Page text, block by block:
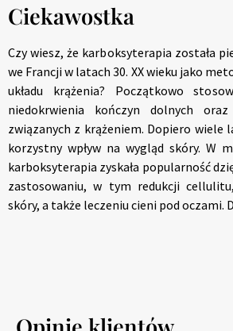
Ciekawostka
Czy wiesz, że karboksyterapia została
we Francji w latach 30. XX wieku jako
układu krążenia? Początkowo
niedokrwienia kończyn dolnych
związanych z krążeniem. Dopiero
korzystny wpływ na wygląd skóry. W
karboksyterapia zyskała popularność
zastosowaniu, w tym redukcji
skóry, a także leczeniu cieni pod oczami.